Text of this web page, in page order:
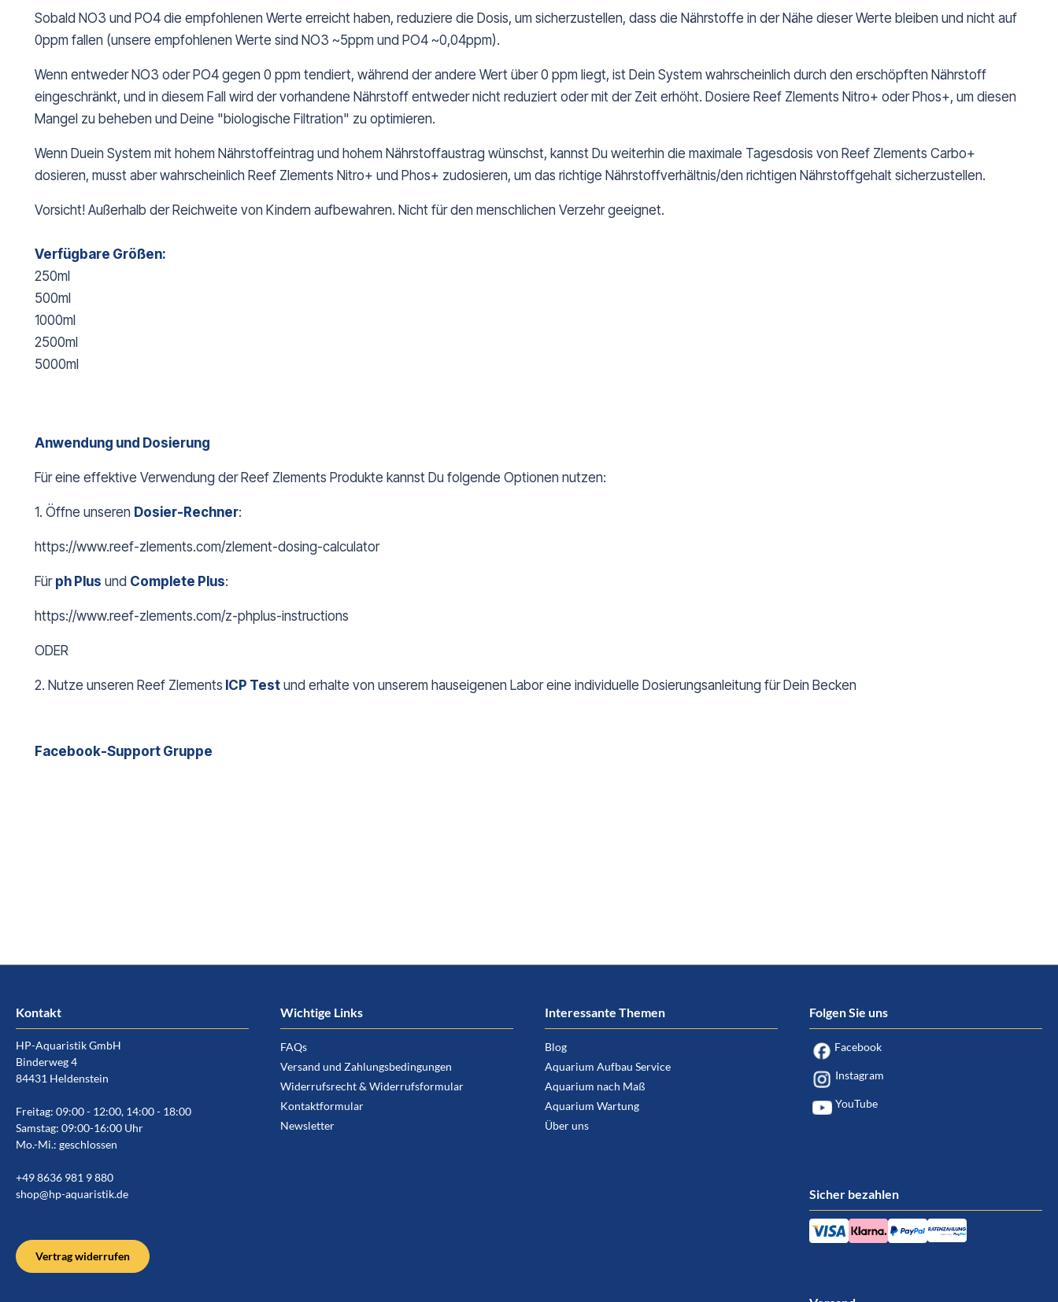
Sobald NO3 und PO4 die empfohlenen Werte erreicht haben, reduziere die Dosis, um sicherzustellen, dass die Nährstoffe in der Nähe dieser Werte bleiben und nicht auf
0ppm fallen (unsere empfohlenen Werte sind NO3 ~5ppm und PO4 ~0,04ppm).
Wenn entweder NO3 oder PO4 gegen 0 ppm tendiert, während der andere Wert über 0 ppm liegt, ist Dein System wahrscheinlich durch den erschöpften Nährstoff
eingeschränkt, und in diesem Fall wird der vorhandene Nährstoff entweder nicht reduziert oder mit der Zeit erhöht. Dosiere Reef Zlements Nitro+ oder Phos+, um diesen
Mangel zu beheben und Deine "biologische Filtration" zu optimieren.
Wenn Duein System mit hohem Nährstoffeintrag und hohem Nährstoffaustrag wünschst, kannst Du weiterhin die maximale Tagesdosis von Reef Zlements Carbo+
dosieren, musst aber wahrscheinlich Reef Zlements Nitro+ und Phos+ zudosieren, um das richtige Nährstoffverhältnis/den richtigen Nährstoffgehalt sicherzustellen.
Vorsicht! Außerhalb der Reichweite von Kindern aufbewahren. Nicht für den menschlichen Verzehr geeignet.
Verfügbare Größen:
250ml
500ml
1000ml
2500ml
5000ml
Anwendung und Dosierung
Für eine effektive Verwendung der Reef Zlements Produkte kannst Du folgende Optionen nutzen:
1. Öffne unseren Dosier-Rechner:
https://www.reef-zlements.com/zlement-dosing-calculator
Für ph Plus und Complete Plus:
https://www.reef-zlements.com/z-phplus-instructions
ODER
2. Nutze unseren Reef Zlements ICP Test und erhalte von unserem hauseigenen Labor eine individuelle Dosierungsanleitung für Dein Becken
Facebook-Support Gruppe
Kontakt
HP-Aquaristik GmbH
Binderweg 4
84431 Heldenstein
Freitag: 09:00 - 12:00, 14:00 - 18:00
Samstag: 09:00-16:00 Uhr
Mo.-Mi.: geschlossen
+49 8636 981 9 880
shop@hp-aquaristik.de
Vertrag widerrufen
Wichtige Links
FAQs
Versand und Zahlungsbedingungen
Widerrufsrecht & Widerrufsformular
Kontaktformular
Newsletter
Interessante Themen
Blog
Aquarium Aufbau Service
Aquarium nach Maß
Aquarium Wartung
Über uns
Folgen Sie uns
Facebook
Instagram
YouTube
Sicher bezahlen